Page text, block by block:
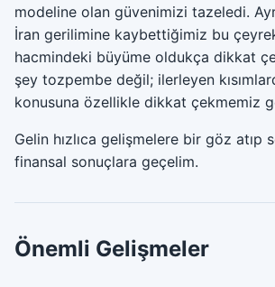
modeline olan güvenimizi tazeledi.
İran gerilimine kaybettiğimiz bu
hacmindeki büyüme oldukça dikkat
şey tozpembe değil; ilerleyen
konusuna özellikle dikkat çekmemiz
Gelin hızlıca gelişmelere bir göz atıp
finansal sonuçlara geçelim.
Önemli Gelişmeler